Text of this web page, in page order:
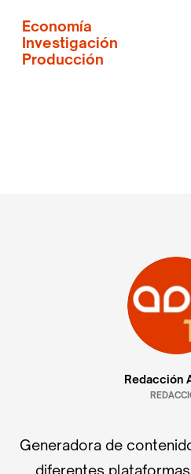
Economía
Investigación
Producción
Redacción
Generadora de
diferentes